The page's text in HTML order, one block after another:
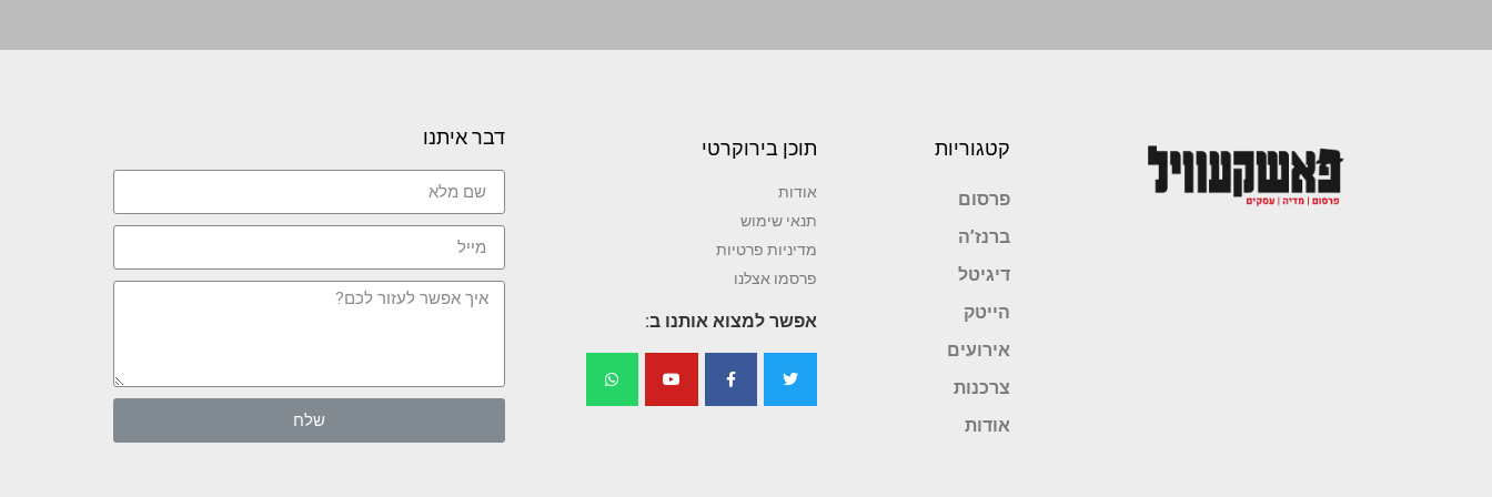
קטגוריות
פרסום
ברנז’ה
דיגיטל
הייטק
אירועים
צרכנות
אודות
תוכן בירוקרטי
אודות
תנאי שימוש
מדיניות פרטיות
פרסמו אצלנו
אפשר למצוא אותנו ב:
דבר איתנו
שלח